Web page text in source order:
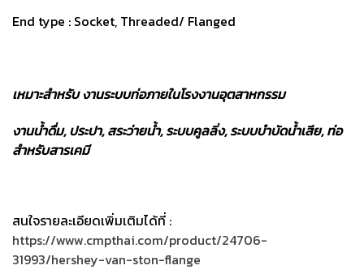
End type : Socket, Threaded/ Flanged​
เหมาะสำหรับ งานระบบท่อภายในโรงงานอุตสาหกรรม
งานน้ำดื่ม, ประปา, สระว่ายน้ำ, ระบบคูลลิ่ง, ระบบบำบัดน้ำเสีย, ท่อ
สำหรับสารเคมี
สนใจรายละเอียดเพิ่มเติมได้ที่ :
https://www.cmpthai.com/product/24706-
31993/hershey-van-ston-flange